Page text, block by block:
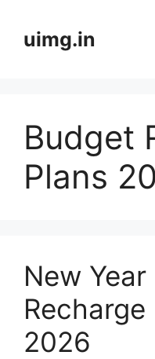
contentuimg.in
Budget
Plans
New
2026